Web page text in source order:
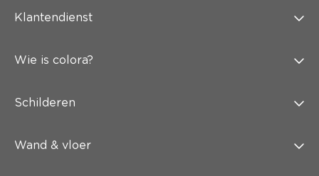
Klantendienst
Wie is colora?
Schilderen
Wand & vloer